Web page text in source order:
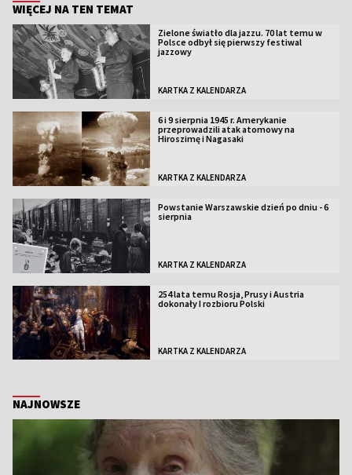
WIĘCEJ NA TEN TEMAT
Zielone światło dla jazzu. 70 lat temu w
Polsce odbył się pierwszy festiwal
jazzowy
KARTKA Z KALENDARZA
6 i 9 sierpnia 1945 r. Amerykanie
przeprowadzili atak atomowy na
Hiroszimę i Nagasaki
KARTKA Z KALENDARZA
Powstanie Warszawskie dzień po dniu - 6
sierpnia
KARTKA Z KALENDARZA
254 lata temu Rosja, Prusy i Austria
dokonały I rozbioru Polski
KARTKA Z KALENDARZA
NAJNOWSZE